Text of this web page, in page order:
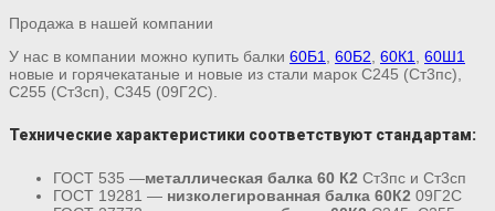
Продажа в нашей компании
У нас в компании можно купить балки 60Б1 60Б2 60К1
60Ш1
новые и горячекатаные и новые из стали марок С245 (Ст3пс),
С255 (Ст3сп), С345 (09Г2С).
Технические характеристики соответствуют стандартам:
ГОСТ 535 —металлическая балка 60 К2 Ст3пс и Ст3сп
ГОСТ 19281 — низколегированная балка 60К2 09Г2С